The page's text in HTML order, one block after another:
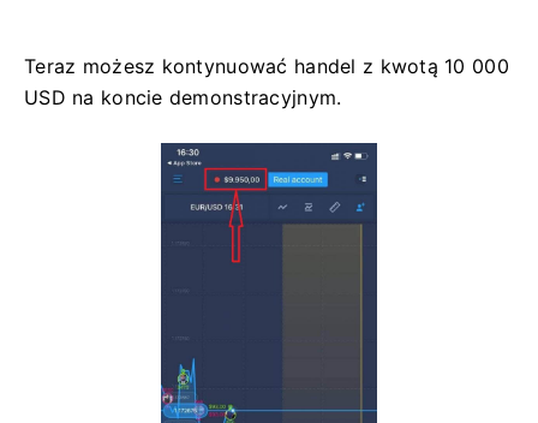
Teraz możesz kontynuować handel z kwotą 10 000
USD na koncie demonstracyjnym.